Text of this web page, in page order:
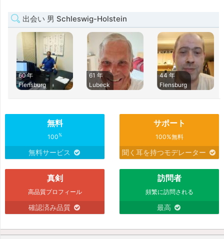
出会い 男 Schleswig-Holstein
60 年
Flensburg
61 年
Lubeck
44 年
Flensburg
無料
100%
無料サービス
サポート
100%無料
聞く耳を持つモデレーター
真剣
高品質プロフィール
確認済み品質
訪問者
頻繁に訪問される
最高